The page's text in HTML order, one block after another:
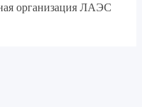
организация ЛАЭС